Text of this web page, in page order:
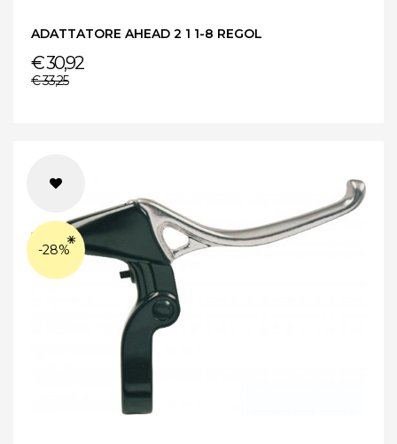
ADATTATORE AHEAD 2 1 1-8 REGOL
€ 30,92
€ 33,25
-28%